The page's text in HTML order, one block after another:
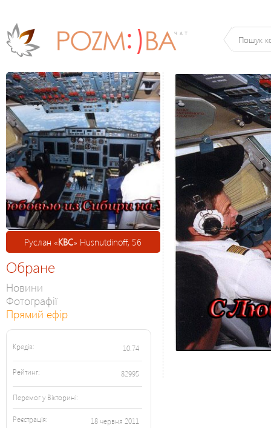
Руслан «КВС» Husnutdinoff, 56
Обране
Новини
Фотографії
Прямий ефір
Кредів: 10.74
Рейтинг: 82995
Перемог у Вікторині:
Реєстрація: 18 червня 2011